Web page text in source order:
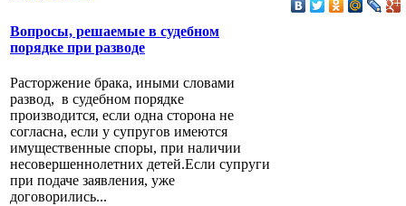
Вопросы, решаемые в судебном
порядке при разводе
Расторжение брака, иными словами
развод, в судебном порядке
производится, если одна сторона не
согласна, если у супругов имеются
имущественные споры, при наличии
несовершеннолетних детей.Если супруги
при подаче заявления, уже
договорились...